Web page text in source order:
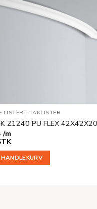
LISTER | TAKLISTER
Z1240 PU FLEX
/m